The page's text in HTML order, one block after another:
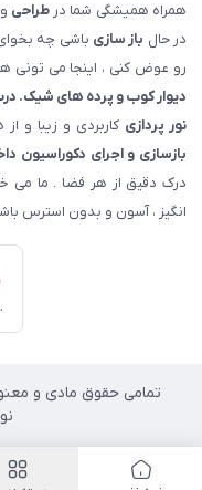
همراه همیشگی شما درطراحی
در حال باز سازی باشی چه
رو عوض کنی ، اینجا می تونی
دیوار کوب و پرده های شیک.
نور پردازی کاربردی و زیبا و
بازسازی و اجرای دکوراسیون
درک دقیق از هر فضا . ما می
انگیز ، آسون و بدون استرس
تمامی حقوق مادی و